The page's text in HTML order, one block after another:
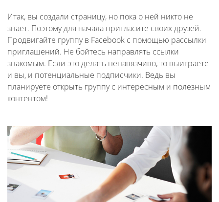
Итак, вы создали страницу, но пока о ней никто не
знает. Поэтому для начала пригласите своих друзей.
Продвигайте группу в Facebook с помощью рассылки
приглашений. Не бойтесь направлять ссылки
знакомым. Если это делать ненавязчиво, то выиграете
и вы, и потенциальные подписчики. Ведь вы
планируете открыть группу с интересным и полезным
контентом!